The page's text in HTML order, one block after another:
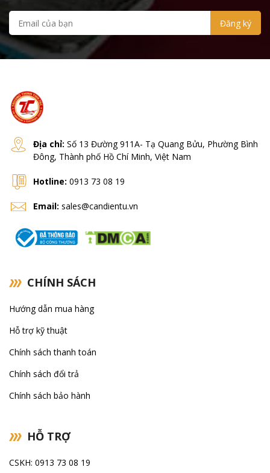
Zemic
Infinity
HBM
KERN
Shinko
Ohaus
Địa chỉ: Số 13 Đường 911A- Tạ Quang Bửu, Phường Bình
Đông, Thành phố Hồ Chí Minh, Việt Nam
Hotline: 0913 73 08 19
Email: sales@candientu.vn
CHÍNH SÁCH
Hướng dẫn mua hàng
Hỗ trợ kỹ thuật
Chính sách thanh toán
Chính sách đổi trả
Chính sách bảo hành
HỖ TRỢ
CSKH: 0913 73 08 19